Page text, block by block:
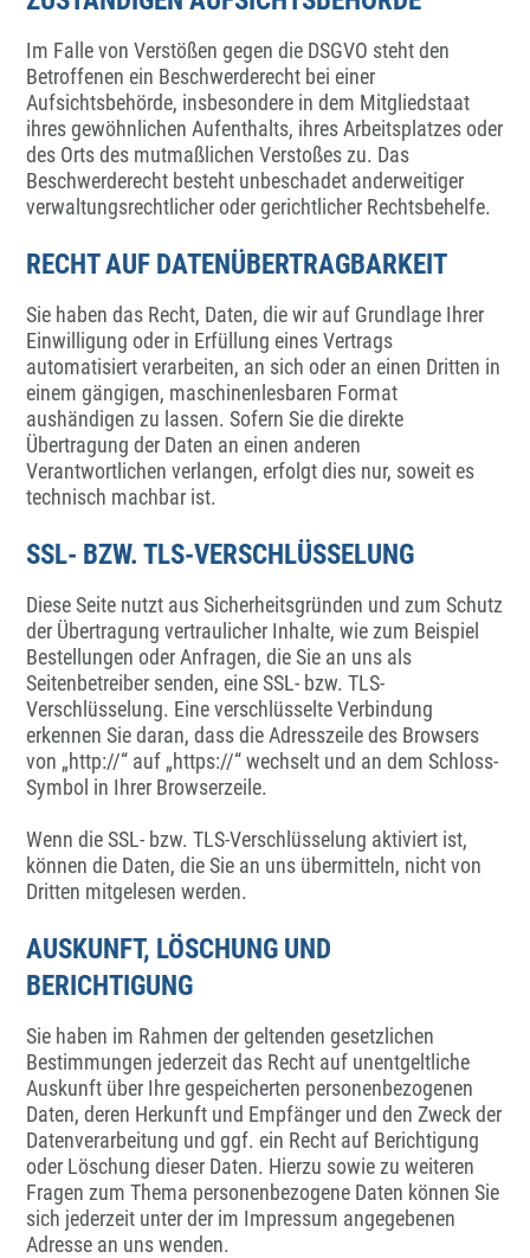
Im Falle von Verstößen gegen die DSGVO steht den
Betroffenen ein Beschwerderecht bei einer
Aufsichtsbehörde, insbesondere in dem Mitgliedstaat
ihres gewöhnlichen Aufenthalts, ihres Arbeitsplatzes oder
des Orts des mutmaßlichen Verstoßes zu. Das
Beschwerderecht besteht unbeschadet anderweitiger
verwaltungsrechtlicher oder gerichtlicher Rechtsbehelfe.
RECHT AUF DATENÜBERTRAGBARKEIT
Sie haben das Recht, Daten, die wir auf Grundlage Ihrer
Einwilligung oder in Erfüllung eines Vertrags
automatisiert verarbeiten, an sich oder an einen Dritten in
einem gängigen, maschinenlesbaren Format
aushändigen zu lassen. Sofern Sie die direkte
Übertragung der Daten an einen anderen
Verantwortlichen verlangen, erfolgt dies nur, soweit es
technisch machbar ist.
SSL- BZW. TLS-VERSCHLÜSSELUNG
Diese Seite nutzt aus Sicherheitsgründen und zum Schutz
der Übertragung vertraulicher Inhalte, wie zum Beispiel
Bestellungen oder Anfragen, die Sie an uns als
Seitenbetreiber senden, eine SSL- bzw. TLS-
Verschlüsselung. Eine verschlüsselte Verbindung
erkennen Sie daran, dass die Adresszeile des Browsers
von „http://“ auf „https://“ wechselt und an dem Schloss-
Symbol in Ihrer Browserzeile.
Wenn die SSL- bzw. TLS-Verschlüsselung aktiviert ist,
können die Daten, die Sie an uns übermitteln, nicht von
Dritten mitgelesen werden.
AUSKUNFT, LÖSCHUNG UND
BERICHTIGUNG
Sie haben im Rahmen der geltenden gesetzlichen
Bestimmungen jederzeit das Recht auf unentgeltliche
Auskunft über Ihre gespeicherten personenbezogenen
Daten, deren Herkunft und Empfänger und den Zweck der
Datenverarbeitung und ggf. ein Recht auf Berichtigung
oder Löschung dieser Daten. Hierzu sowie zu weiteren
Fragen zum Thema personenbezogene Daten können Sie
sich jederzeit unter der im Impressum angegebenen
Adresse an uns wenden.